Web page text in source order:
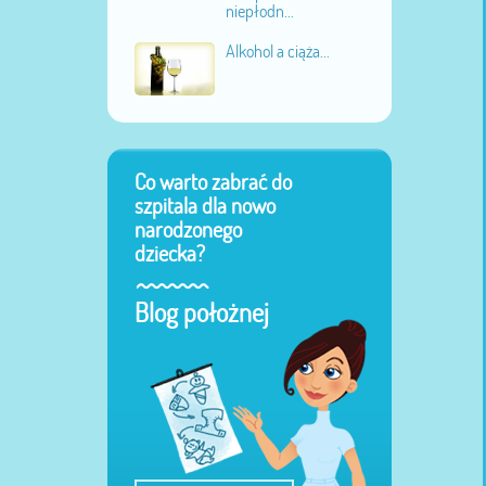
niepłodn...
Alkohol a ciąża...
Co warto zabrać do
szpitala dla nowo
narodzonego
dziecka?
Blog położnej